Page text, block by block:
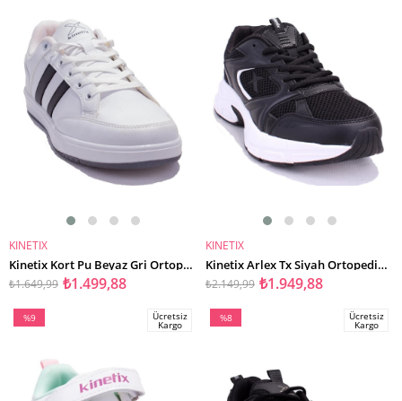
SEPETE EKLE
KINETIX
Kinetix Kort Pu Beyaz Gri Ortopedik Günlük Erkek Spor Ayakkabı
₺1.499,88
₺1.649,99
SEPETE EKLE
KINETIX
Kinetix Arlex Tx Siyah Ortopedik Günlük Erkek Spor Ayakkabı
₺1.949,88
₺2.149,99
%9
Ücretsiz
Kargo
%8
Ücretsiz
Kargo